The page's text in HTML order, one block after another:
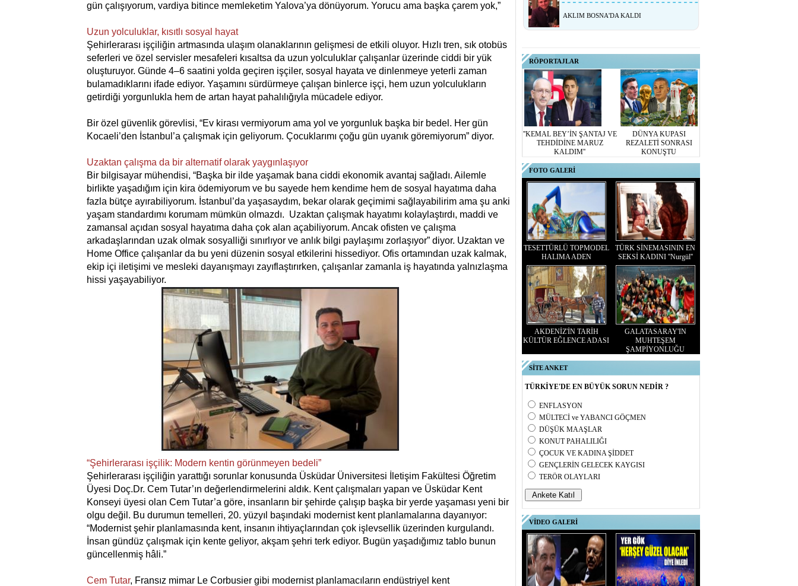
gün çalışıyorum, vardiya bitince memleketim Yalova’ya dönüyorum. Yorucu ama başka çarem yok,”
Uzun yolculuklar, kısıtlı sosyal hayat
Şehirlerarası işçiliğin artmasında ulaşım olanaklarının gelişmesi de etkili oluyor. Hızlı tren, sık otobüs
seferleri ve özel servisler mesafeleri kısaltsa da uzun yolculuklar çalışanlar üzerinde ciddi bir yük
oluşturuyor. Günde 4–6 saatini yolda geçiren işçiler, sosyal hayata ve dinlenmeye yeterli zaman
bulamadıklarını ifade ediyor. Yaşamını sürdürmeye çalışan binlerce işçi, hem uzun yolculukların
getirdiği yorgunlukla hem de artan hayat pahalılığıyla mücadele ediyor.
Bir özel güvenlik görevlisi, “Ev kirası vermiyorum ama yol ve yorgunluk başka bir bedel. Her gün
Kocaeli’den İstanbul’a çalışmak için geliyorum. Çocuklarımı çoğu gün uyanık göremiyorum” diyor.
Uzaktan çalışma da bir alternatif olarak yaygınlaşıyor
Bir bilgisayar mühendisi, “Başka bir ilde yaşamak bana ciddi ekonomik avantaj sağladı. Ailemle
birlikte yaşadığım için kira ödemiyorum ve bu sayede hem kendime hem de sosyal hayatıma daha
fazla bütçe ayırabiliyorum. İstanbul’da yaşasaydım, bekar olarak geçimimi sağlayabilirim ama şu anki
yaşam standardımı korumam mümkün olmazdı. Uzaktan çalışmak hayatımı kolaylaştırdı, maddi ve
zamansal açıdan sosyal hayatıma daha çok alan açabiliyorum. Ancak ofisten ve çalışma
arkadaşlarından uzak olmak sosyalliği sınırlıyor ve anlık bilgi paylaşımı zorlaşıyor” diyor. Uzaktan ve
Home Office çalışanlar da bu yeni düzenin sosyal etkilerini hissediyor. Ofis ortamından uzak kalmak,
ekip içi iletişimi ve mesleki dayanışmayı zayıflaştırırken, çalışanlar zamanla iş hayatında yalnızlaşma
hissi yaşayabiliyor.
“Şehirlerarası işçilik: Modern kentin görünmeyen bedeli”
Şehirlerarası işçiliğin yarattığı sorunlar konusunda Üsküdar Üniversitesi İletişim Fakültesi Öğretim
Üyesi Doç.Dr. Cem Tutar’ın değerlendirmelerini aldık. Kent çalışmaları yapan ve Üsküdar Kent
Konseyi üyesi olan Cem Tutar’a göre, insanların bir şehirde çalışıp başka bir yerde yaşaması yeni bir
olgu değil. Bu durumun temelleri, 20. yüzyıl başındaki modernist kent planlamalarına dayanıyor:
“Modernist şehir planlamasında kent, insanın ihtiyaçlarından çok işlevsellik üzerinden kurgulandı.
İnsan gündüz çalışmak için kente geliyor, akşam şehri terk ediyor. Bugün yaşadığımız tablo bunun
güncellenmiş hâli.”
Cem Tutar, Fransız mimar Le Corbusier gibi modernist planlamacıların endüstriyel kent
AKLIM BOSNA'DA KALDI
RÖPORTAJLAR
''KEMAL BEY’İN ŞANTAJ VE
TEHDİDİNE MARUZ
KALDIM''
DÜNYA KUPASI
REZALETİ SONRASI
KONUŞTU
FOTO GALERİ
TESETTÜRLÜ TOPMODEL
HALIMA ADEN
TÜRK SİNEMASININ EN
SEKSİ KADINI ''Nurgül''
AKDENİZ'İN TARİH
KÜLTÜR EĞLENCE ADASI
GALATASARAY'IN
MUHTEŞEM
ŞAMPİYONLUĞU
SİTE ANKET
TÜRKİYE'DE EN BÜYÜK SORUN NEDİR ?
ENFLASYON
MÜLTECİ ve YABANCI GÖÇMEN
DÜŞÜK MAAŞLAR
KONUT PAHALILIĞI
ÇOCUK VE KADINA ŞİDDET
GENÇLERİN GELECEK KAYGISI
TERÖR OLAYLARI
VİDEO GALERİ